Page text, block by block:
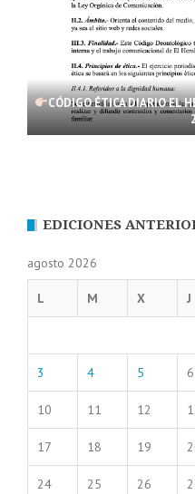
CÓDIGO ÉTICA DIARIO EL
EDICIONES
agosto 2026
L M X J
3 4 5 6
10 11 12
17 18 19
24 25 26